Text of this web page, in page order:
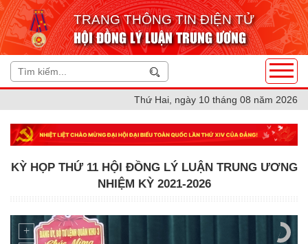
TRANG THÔNG TIN ĐIỆN TỬ
HỘI ĐỒNG LÝ LUẬN TRUNG ƯƠNG
Thứ Hai, ngày 10 tháng 08 năm 2026
KỲ HỌP THỨ 11 HỘI ĐỒNG LÝ LUẬN TRUNG ƯƠNG
NHIỆM KỲ 2021-2026